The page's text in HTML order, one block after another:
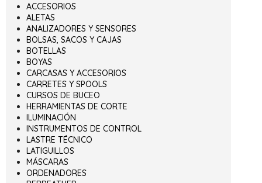
ACCESORIOS
ALETAS
ANALIZADORES Y SENSORES
BOLSAS, SACOS Y CAJAS
BOTELLAS
BOYAS
CARCASAS Y ACCESORIOS
CARRETES Y SPOOLS
CURSOS DE BUCEO
HERRAMIENTAS DE CORTE
ILUMINACIÓN
INSTRUMENTOS DE CONTROL
LASTRE TÉCNICO
LATIGUILLOS
MÁSCARAS
ORDENADORES